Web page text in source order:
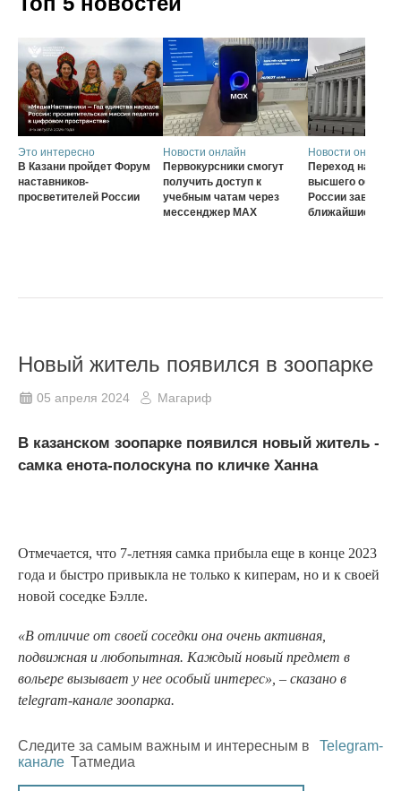
Это интересно
В Казани пройдет Форум
наставников-
просветителей России
Новости онлайн
Первокурсники смогут
получить доступ к
учебным чатам через
мессенджер MAX
Новости онлайн
Переход на
высшего
России
ближайшие три
Новый житель появился в зоопарке
05 апреля 2024 Магариф
В казанском зоопарке появился новый житель -
самка енота-полоскуна по кличке Ханна
Отмечается, что 7-летняя самка прибыла еще в конце 2023
года и быстро привыкла не только к киперам, но и к своей
новой соседке Бэлле.
«В отличие от своей соседки она очень активная,
подвижная и любопытная. Каждый новый предмет в
вольере вызывает у нее особый интерес», – сказано в
telegram-канале зоопарка.
Следите за самым важным и интересным в
Telegram-
канале Татмедиа